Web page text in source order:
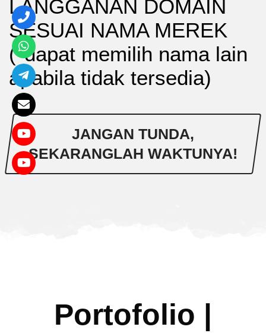
LANGGANAN DOMAIN
SESUAI NAMA MEREK
(*dapat memilih nama lain
apabila tidak tersedia)
JANGAN TUNDA,
SEKARANGLAH WAKTUNYA!
Portofolio |